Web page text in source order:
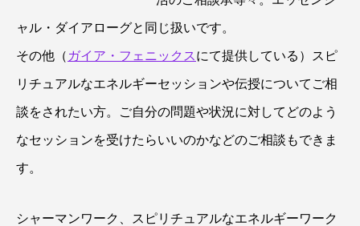
ャル・ダイアローグと同じ扱いです。
その他（ ガイア・フェニックスにて提供している）スピ
リチュアルなエネルギーセッションや伝授についてご相
談をされたい方。ご自分の問題や状況に対してどのよう
なセッションを受けたらいいのかなどのご相談もできま
す。
シャーマンワーク、スピリチュアルなエネルギーワーク